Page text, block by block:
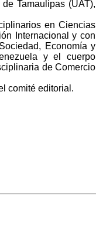
Tamaulipas (UAT),
en Ciencias
Internacional y con
Economía y
y el cuerpo
de Comercio
comité editorial.